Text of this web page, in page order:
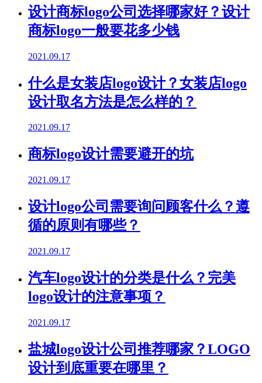
设计商标logo公司选择哪家好？设计
商标logo一般要花多少钱
2021.09.17
什么是女装店logo设计？女装店logo
设计取名方法是怎么样的？
2021.09.17
商标logo设计需要避开的坑
2021.09.17
设计logo公司需要询问顾客什么？遵
循的原则有哪些？
2021.09.17
汽车logo设计的分类是什么？完美
logo设计的注意事项？
2021.09.17
盐城logo设计公司推荐哪家？LOGO
设计到底重要在哪里？